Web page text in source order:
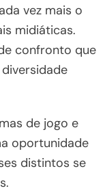
vez mais o
midiáticas.
confronto que
de jogo e
oportunidade
distintos se